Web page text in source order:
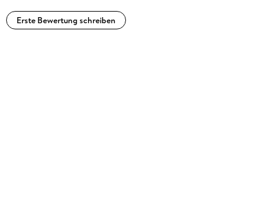
Erste Bewertung schreiben